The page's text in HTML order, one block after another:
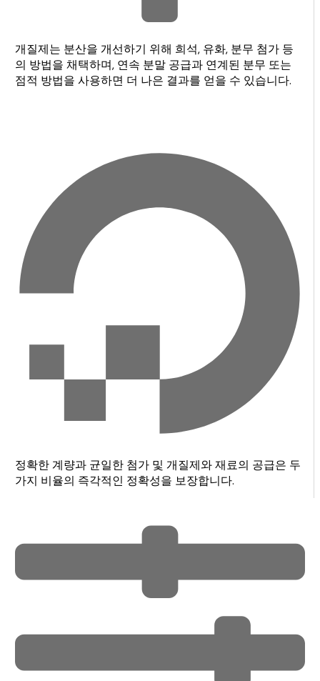
개질제는 분산을 개선하기 위해 희석, 유화, 분무 첨가 등
의 방법을 채택하며, 연속 분말 공급과 연계된 분무 또는
점적 방법을 사용하면 더 나은 결과를 얻을 수 있습니다.
정확한 계량과 균일한 첨가 및 개질제와 재료의 공급은 두
가지 비율의 즉각적인 정확성을 보장합니다.